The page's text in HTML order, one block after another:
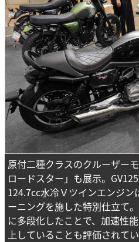
原付二種クラスのクルーザー
ロードスター」も展示。
124.7cc水冷Ｖツインエンジン
ーニングを施した特別仕立て
に多段化したことで、加速性
上していることも評価されてい